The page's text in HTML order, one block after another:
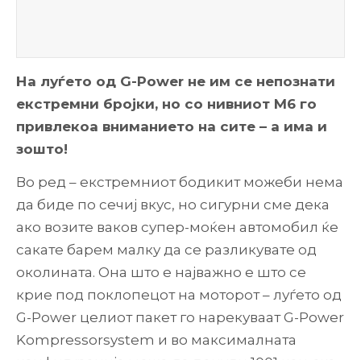
На луѓето од G-Power не им се непознати
екстремни бројки, но со нивниот M6 го
привлекоа вниманието на сите – а има и
зошто!
Во ред – екстремниот бодикит можеби нема
да биде по сечиј вкус, но сигурни сме дека
ако возите ваков супер-моќен автомобил ќе
сакате барем малку да се разликувате од
околината. Она што е најважно е што се
крие под поклопецот на моторот – луѓето од
G-Power целиот пакет го нарекуваат G-Power
Kompressorsystem и во максималната